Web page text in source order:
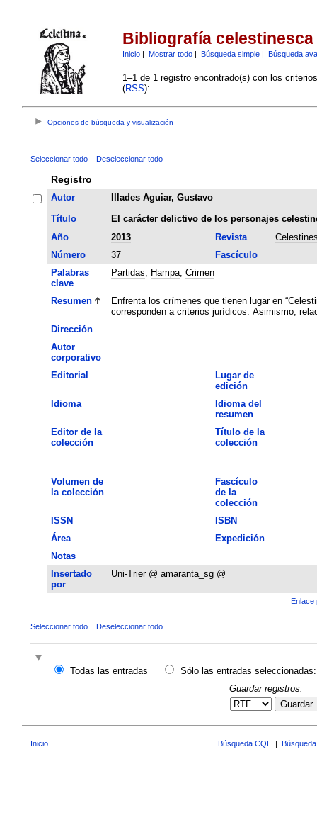
Bibliografía celestinesca
Inicio| Mostrar todo| Búsqueda simple| Búsqueda
1–1 de 1 registro encontrado(s) con los
(RSS):
Opciones de búsqueda y visualización
Seleccionar todo Deseleccionar todo
Registro
Autor
Illades Aguiar, Gustavo
Título
El carácter delictivo de los personajes
Año
2013 Revista
Número
37
Fascículo
Palabras
clave
Partidas; Hampa; Crimen
Resumen
Enfrenta los crímenes que tienen lugar en
corresponden a criterios jurídicos. Asimismo,
Dirección
Autor
corporativo
Editorial
Lugar de
edición
Idioma
Idioma del
resumen
Editor de la
colección
Título de la
colección
Volumen de
la colección
Fascículo
de la
colección
ISSN
ISBN
Área
Expedición
Notas
Insertado
por
Uni-Trier @ amaranta_sg @
Enlace
Seleccionar todo Deseleccionar todo
Todas las entradas
Sólo las entradas seleccionadas:
Guardar registros:
Guardar
Inicio Búsqueda CQL